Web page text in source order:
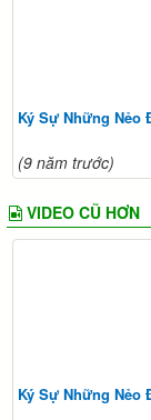
Ký Sự Những Nẻo
(9 năm trước)
VIDEO CŨ HƠN
Ký Sự Những Nẻo